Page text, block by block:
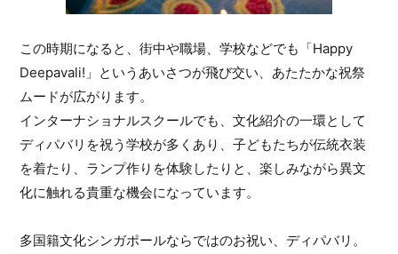
この時期になると、街中や職場、学校などでも「Happy
Deepavali!」というあいさつが飛び交い、あたたかな祝祭
ムードが広がります。
インターナショナルスクールでも、文化紹介の一環として
ディパバリを祝う学校が多くあり、子どもたちが伝統衣装
を着たり、ランプ作りを体験したりと、楽しみながら異文
化に触れる貴重な機会になっています。
多国籍文化シンガポールならではのお祝い、ディパバリ。